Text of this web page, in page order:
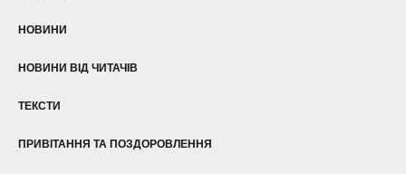
НОВИНИ
НОВИНИ ВІД ЧИТАЧІВ
ТЕКСТИ
ПРИВІТАННЯ ТА ПОЗДОРОВЛЕННЯ